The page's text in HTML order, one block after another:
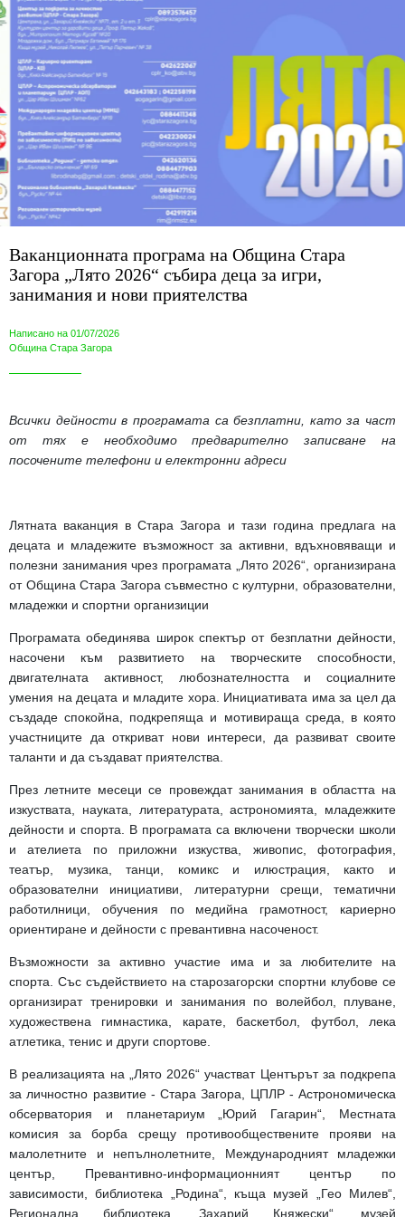
Ваканционната програма на Община Стара
Загора „Лято 2026“ събира деца за игри,
занимания и нови приятелства
Написано на 01/07/2026
Община Стара Загора
Всички дейности в програмата са безплатни, като за част
от тях е необходимо предварително записване на
посочените телефони и електронни адреси
Лятната ваканция в Стара Загора и тази година предлага на
децата и младежите възможност за активни, вдъхновяващи и
полезни занимания чрез програмата „Лято 2026“, организирана
от Община Стара Загора съвместно с културни, образователни,
младежки и спортни организиции
Програмата обединява широк спектър от безплатни дейности,
насочени към развитието на творческите способности,
двигателната активност, любознателността и социалните
умения на децата и младите хора. Инициативата има за цел да
създаде спокойна, подкрепяща и мотивираща среда, в която
участниците да откриват нови интереси, да развиват своите
таланти и да създават приятелства.
През летните месеци се провеждат занимания в областта на
изкуствата, науката, литературата, астрономията, младежките
дейности и спорта. В програмата са включени творчески школи
и ателиета по приложни изкуства, живопис, фотография,
театър, музика, танци, комикс и илюстрация, както и
образователни инициативи, литературни срещи, тематични
работилници, обучения по медийна грамотност, кариерно
ориентиране и дейности с превантивна насоченост.
Възможности за активно участие има и за любителите на
спорта. Със съдействието на старозагорски спортни клубове се
организират тренировки и занимания по волейбол, плуване,
художествена гимнастика, карате, баскетбол, футбол, лека
атлетика, тенис и други спортове.
В реализацията на „Лято 2026“ участват Центърът за подкрепа
за личностно развитие - Стара Загора, ЦПЛР - Астрономическа
обсерватория и планетариум „Юрий Гагарин“, Местната
комисия за борба срещу противообществените прояви на
малолетните и непълнолетните, Международният младежки
център, Превантивно-информационният център по
зависимости, библиотека „Родина“, къща музей „Гео Милев“,
Регионална библиотека „Захарий Княжески“, музей